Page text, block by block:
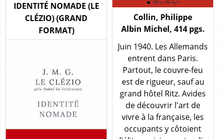
Collin, Philippe
Albin Michel, 414 pgs.
Juin 1940. Les Allemands
entrent dans Paris.
Partout, le couvre-feu
est de rigueur, sauf au
grand hôtel Ritz. Avides
de découvrir l'art de
vivre à la française, les
occupants y côtoient
IDENTITÉ NOMADE (LE
CLÉZIO) (GRAND
FORMAT)